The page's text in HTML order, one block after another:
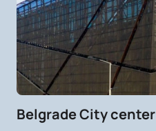
Belgrade City center